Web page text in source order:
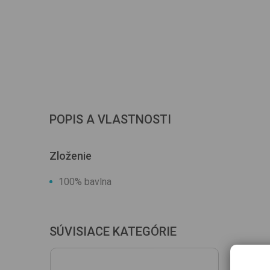
POPIS A VLASTNOSTI
Zloženie
100% bavlna
SÚVISIACE KATEGÓRIE